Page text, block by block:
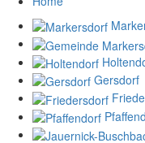
Gersdorf